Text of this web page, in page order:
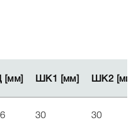
[мм] ШК1 [мм] ШК2 [мм]
[мм] ШК1 [мм] ШК2 [мм]
30 30